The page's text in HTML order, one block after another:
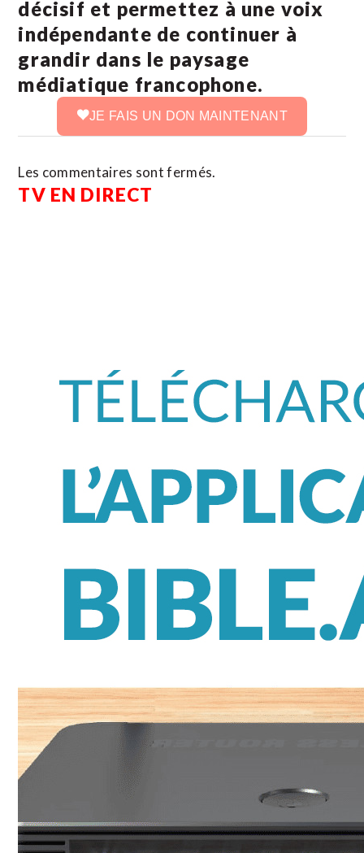
décisif et permettez à une voix
indépendante de continuer à
grandir dans le paysage
médiatique francophone.
JE FAIS UN DON MAINTENANT
Les commentaires sont fermés.
TV EN DIRECT